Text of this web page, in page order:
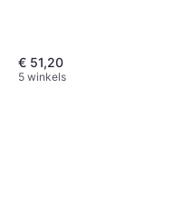
€ 51,20
5 winkels